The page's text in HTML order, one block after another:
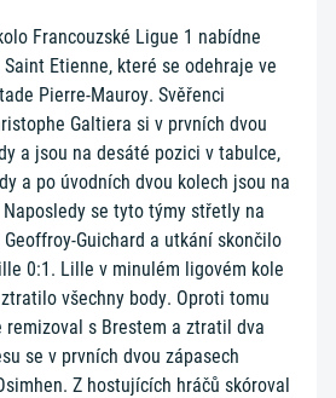
Francouzské Ligue 1 nabídne
Etienne, které se odehraje ve
Pierre-Mauroy. Svěřenci
Galtiera si v prvních dvou
a jsou na desáté pozici v tabulce,
a po úvodních dvou kolech jsou na
se tyto týmy střetly na
Guichard a utkání skončilo
0:1. Lille v minulém ligovém kole
všechny body. Oproti tomu
remizoval s Brestem a ztratil dva
se v prvních dvou zápasech
Z hostujících hráčů skóroval